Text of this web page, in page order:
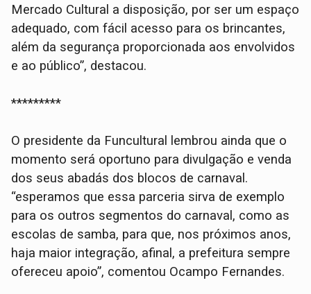
Mercado Cultural a disposição, por ser um espaço
adequado, com fácil acesso para os brincantes,
além da segurança proporcionada aos envolvidos
e ao público”, destacou.
*********
O presidente da Funcultural lembrou ainda que o
momento será oportuno para divulgação e venda
dos seus abadás dos blocos de carnaval.
“esperamos que essa parceria sirva de exemplo
para os outros segmentos do carnaval, como as
escolas de samba, para que, nos próximos anos,
haja maior integração, afinal, a prefeitura sempre
ofereceu apoio”, comentou Ocampo Fernandes.